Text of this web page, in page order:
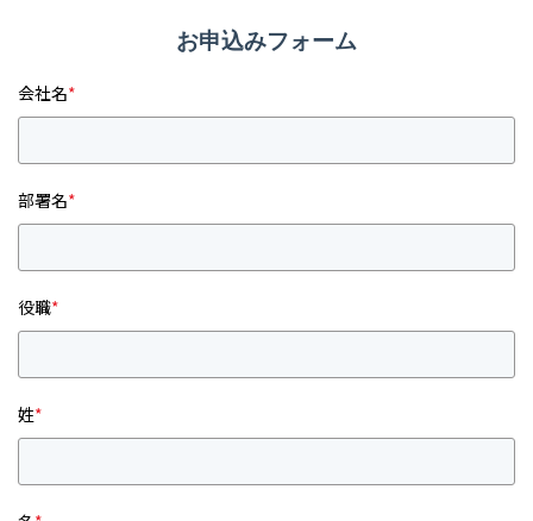
お申込みフォーム
会社名*
部署名*
役職*
姓*